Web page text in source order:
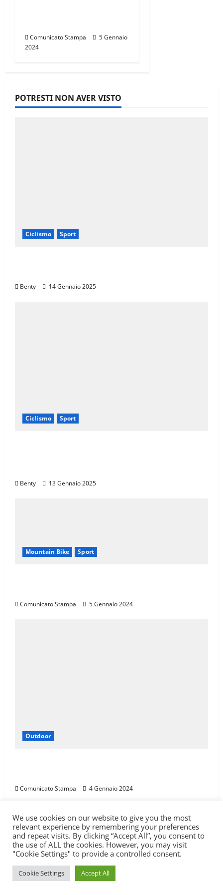
Comunicato Stampa
5 Gennaio
2024
POTRESTI NON AVER VISTO
Ciclismo Sport
Benty 14 Gennaio 2025
Ciclismo Sport
Benty 13 Gennaio 2025
Mountain Bike Sport
Comunicato Stampa 5 Gennaio 2024
Outdoor
Comunicato Stampa 4 Gennaio 2024
Carica qui il tuo percorso Test
Itinerari
Attrezzatura
Sport Outdoor Libri
WikiPedala
Contatti
Copyright © All rights reserved.
themes.
We use cookies on our website to give you the most
relevant experience by remembering your preferences
and repeat visits. By clicking “Accept All”, you consent to
the use of ALL the cookies. However, you may visit
"Cookie Settings" to provide a controlled consent.
Cookie Settings Accept All